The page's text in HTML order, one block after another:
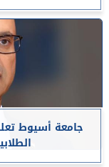
جامعة أسيوط